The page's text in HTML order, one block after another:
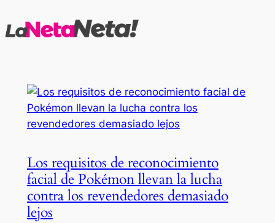
al
Los requisitos de reconocimiento
facial de Pokémon llevan la lucha
contra los revendedores demasiado
lejos